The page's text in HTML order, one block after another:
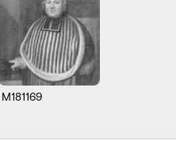
M181169